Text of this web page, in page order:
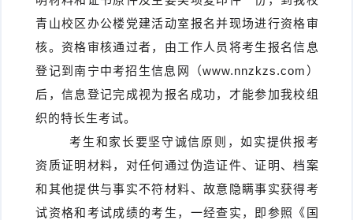
青山校区办公楼党建活动室报名并现场进行资格审
核。资格审核通过者，由工作人员将考生报名信息
登记到南宁中考招生信息网（www.nnzkzs.com）
后，信息登记完成视为报名成功，才能参加我校组
织的特长生考试。
考生和家长要坚守诚信原则，如实提供报考
资质证明材料，对任何通过伪造证件、证明、档案
和其他提供与事实不符材料、故意隐瞒事实获得考
试资格和考试成绩的考生，一经查实，即参照《国